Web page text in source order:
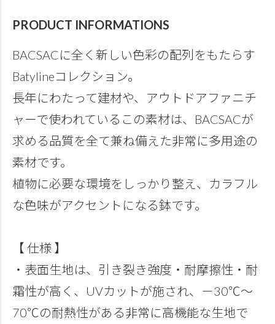
PRODUCT INFORMATIONS
BACSACに全く新しい色彩の配列をもたらす
Batylineコレクション。
長年にわたって建材や、アウトドアファニチ
ャーで使われているこの素材は、BACSACが
求める品質を全て兼ね備えた非常に多用途の
素材です。
植物に必要な環境をしっかり整え、カラフル
な色味がアクセントになる鉢です。
【 仕様 】
・表面生地は、引き裂き強度・耐摩擦性・耐
霜性が高く、UVカットが施され、－30℃～
70℃の耐熱性がある非常に高機能な生地で